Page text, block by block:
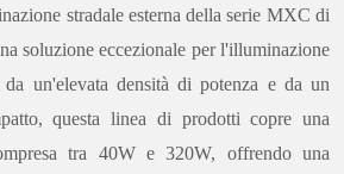
stradale esterna della serie MXC di
soluzione eccezionale per l'illuminazione
da un'elevata densità di potenza e da un
questa linea di prodotti copre una
tra 40W e 320W, offrendo una